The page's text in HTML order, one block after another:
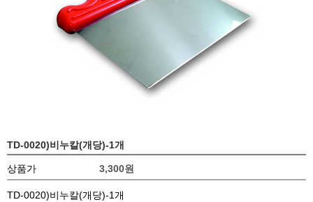
TD-0020)비누칼(개당)-1개
상품가 3,300원
TD-0020)비누칼(개당)-1개